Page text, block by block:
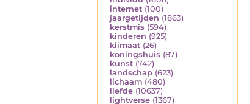
internet (100)
jaargetijden (1863)
kerstmis (594)
kinderen (925)
klimaat (26)
koningshuis (87)
kunst (742)
landschap (623)
lichaam (480)
liefde (10637)
lightverse (1367)